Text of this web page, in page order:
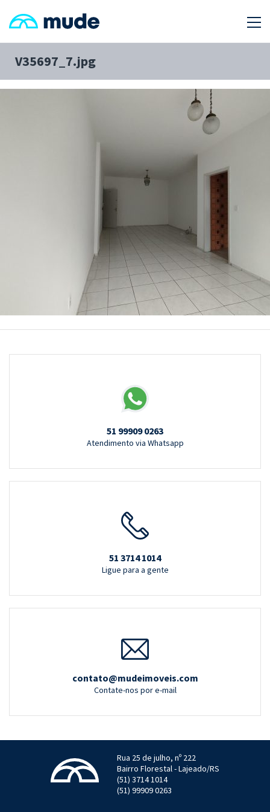
V35697_7.jpg
51 99909 0263
Atendimento via Whatsapp
51 3714 1014
Ligue para a gente
contato@mudeimoveis.com
Contate-nos por e-mail
Rua 25 de julho, nº 222
Bairro Florestal - Lajeado/RS
(51) 3714 1014
(51) 99909 0263